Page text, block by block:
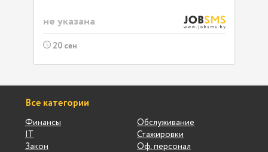
не указана
20 сен
Все категории
Финансы
IT
Закон
Обслуживание
Стажировки
Оф. персонал